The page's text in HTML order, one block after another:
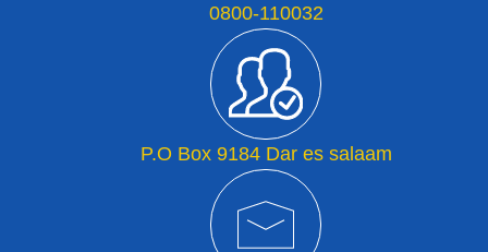
0800-110032
P.O Box 9184 Dar es salaam